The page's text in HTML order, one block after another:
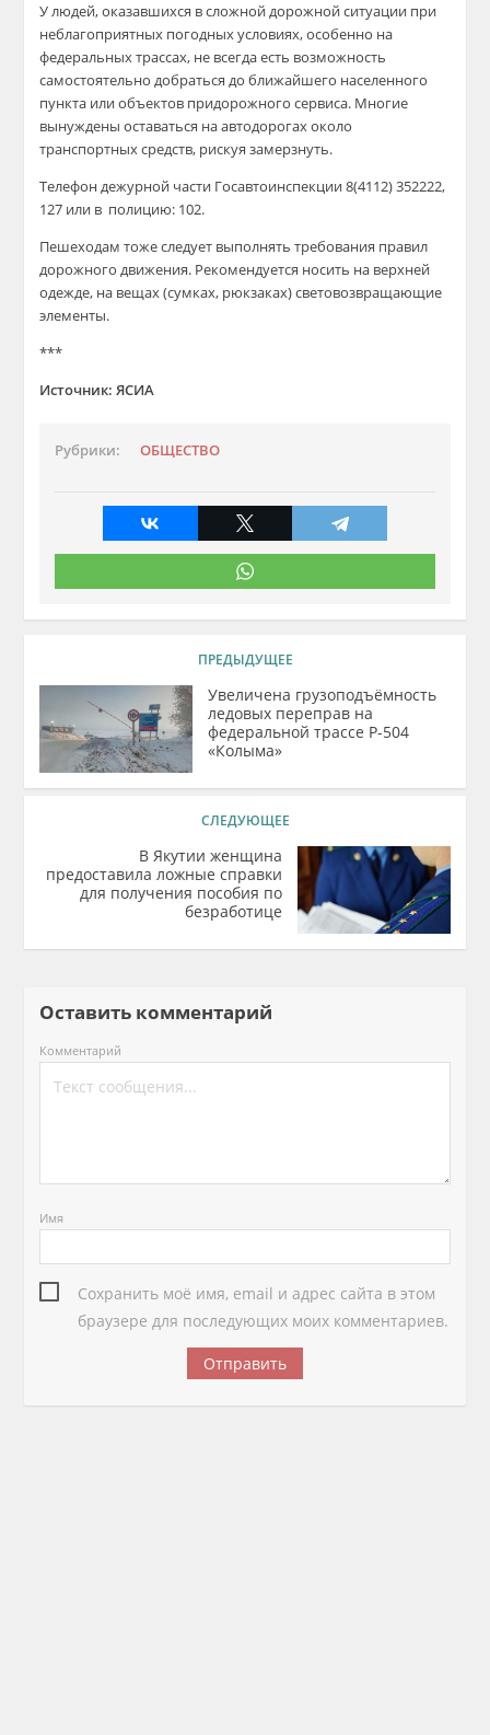
У людей, оказавшихся в сложной дорожной ситуации при
неблагоприятных погодных условиях, особенно на
федеральных трассах, не всегда есть возможность
самостоятельно добраться до ближайшего населенного
пункта или объектов придорожного сервиса. Многие
вынуждены оставаться на автодорогах около
транспортных средств, рискуя замерзнуть.
Телефон дежурной части Госавтоинспекции 8(4112) 352222,
127 или в полицию: 102.
Пешеходам тоже следует выполнять требования правил
дорожного движения. Рекомендуется носить на верхней
одежде, на вещах (сумках, рюкзаках) световозвращающие
элементы.
***
Источник: ЯСИА
Рубрики: ОБЩЕСТВО
ПРЕДЫДУЩЕЕ
Увеличена грузоподъёмность
ледовых переправ на
федеральной трассе Р-504
«Колыма»
СЛЕДУЮЩЕЕ
В Якутии женщина
предоставила ложные справки
для получения пособия по
безработице
Оставить комментарий
Комментарий
Имя
Сохранить моё имя, email и адрес сайта в этом
браузере для последующих моих комментариев.